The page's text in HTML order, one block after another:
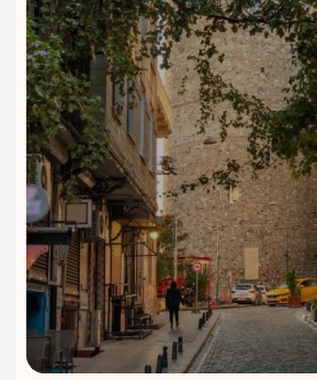
در استانبول انتخابی کاربردی
راحت قبل از گشت
مهمانان کمک می‌کند روز خود را با انرژی
می‌توانند قبل از رفتن به خیابان
میدان تکسیم یا کافه‌های بی‌اوغلو، صبحانه
میل کنند و برنامه روزانه را راحت‌تر شروع
مناسب برای وعده‌های